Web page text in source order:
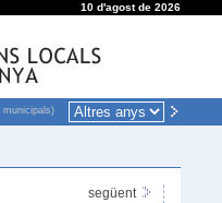
10 d'agost de 2026
municipals)
següent